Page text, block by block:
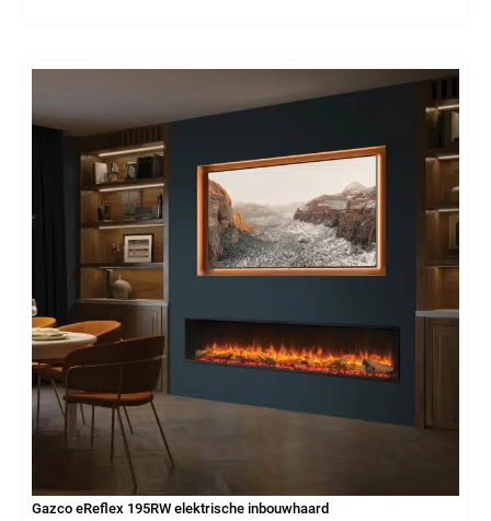
Gazco eReflex 195RW elektrische inbouwhaard